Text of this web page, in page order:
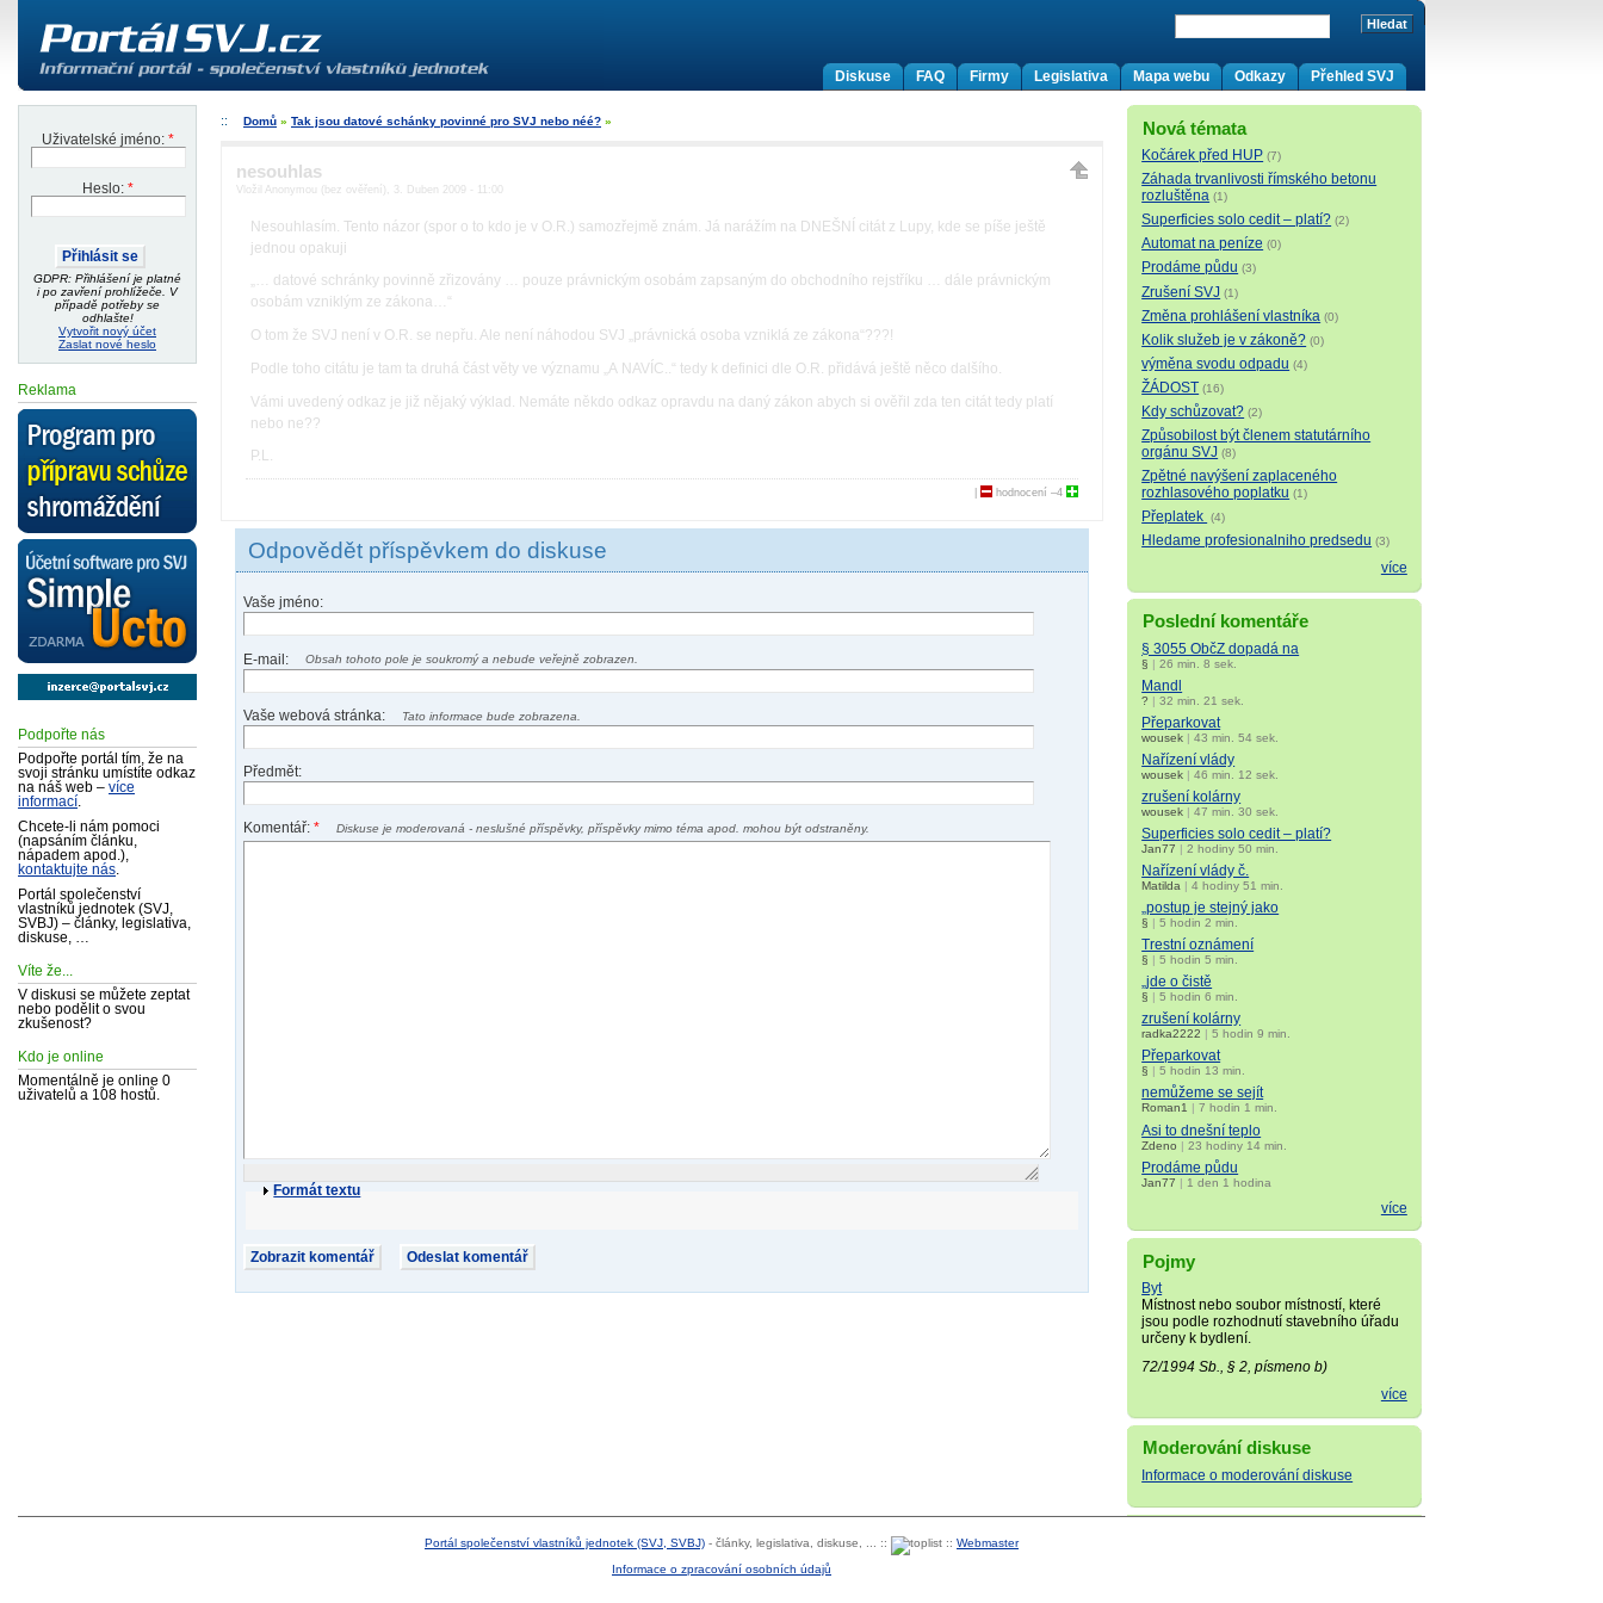
Přehled SVJ
Odkazy
Mapa webu
Legislativa
Firmy
FAQ
Diskuse
Uživatelské jméno: *
Heslo: *
GDPR: Přihlášení je platné
i po zavření prohlížeče. V
případě potřeby se
odhlašte!
Vytvořit nový účet
Zaslat nové heslo
Reklama
Podpořte nás
Podpořte portál tím, že na
svoji stránku umístíte odkaz
na náš web – více
informací
Chcete-li nám pomoci
(napsáním článku,
nápadem apod.),
kontaktujte nás
Portál společenství
vlastníků jednotek (SVJ,
SVBJ) – články, legislativa,
diskuse, …
Víte že...
V diskusi se můžete zeptat
nebo podělit o svou
zkušenost?
Kdo je online
Momentálně je online 0
uživatelů a 108 hostů.
Nová témata
Kočárek před HUP (7)
Záhada trvanlivosti římského betonu
rozluštěna (1)
Superficies solo cedit – platí? (2)
Automat na peníze (0)
Prodáme půdu (3)
Zrušení SVJ (1)
Změna prohlášení vlastníka (0)
Kolik služeb je v zákoně? (0)
výměna svodu odpadu (4)
ŽÁDOST (16)
Kdy schůzovat? (2)
Způsobilost být členem statutárního
orgánu SVJ (8)
Zpětné navýšení zaplaceného
rozhlasového poplatku (1)
Přeplatek (4)
Hledame profesionalniho predsedu (3)
více
Poslední komentáře
§ 3055 ObčZ dopadá na
§ |26 min. 8 sek.
Mandl
? |32 min. 21 sek.
Přeparkovat
wousek |43 min. 54 sek.
Nařízení vlády
wousek |46 min. 12 sek.
zrušení kolárny
wousek |47 min. 30 sek.
Superficies solo cedit – platí?
Jan77 |2 hodiny 50 min.
Nařízení vlády č.
Matilda |4 hodiny 51 min.
„postup je stejný jako
§ |5 hodin 2 min.
Trestní oznámení
§ |5 hodin 5 min.
„jde o čistě
§ |5 hodin 6 min.
zrušení kolárny
radka2222 |5 hodin 9 min.
Přeparkovat
§ |5 hodin 13 min.
nemůžeme se sejít
Roman1 |7 hodin 1 min.
Asi to dnešní teplo
Zdeno |23 hodiny 14 min.
Prodáme půdu
Jan77 | 1 den 1 hodina
více
Pojmy
Byt
Místnost nebo soubor místností, které
jsou podle rozhodnutí stavebního úřadu
určeny k bydlení.
72/1994 Sb., § 2, písmeno b)
více
Moderování diskuse
Informace o moderování diskuse
Domů » Tak jsou datové schánky povinné pro SVJ nebo néé? »
nesouhlas
Vložil Anonymou (bez ověření), 3. Duben 2009 - 11:00
Nesouhlasím. Tento názor (spor o to kdo je v O.R.) samozřejmě znám. Já narážím na DNEŠNÍ citát z Lupy, kde se píše ještě
jednou opakuji
„… datové schránky povinně zřizovány … pouze právnickým osobám zapsaným do obchodního rejstříku … dále právnickým
osobám vzniklým ze zákona…“
O tom že SVJ není v O.R. se nepřu. Ale není náhodou SVJ „právnická osoba vzniklá ze zákona“???!
Podle toho citátu je tam ta druhá část věty ve významu „A NAVÍC..“ tedy k definici dle O.R. přidává ještě něco dalšího.
Vámi uvedený odkaz je již nějaký výklad. Nemáte někdo odkaz opravdu na daný zákon abych si ověřil zda ten citát tedy platí
nebo ne??
P.L.
hodnocení –4
Odpovědět příspěvkem do diskuse
Vaše jméno:
E-mail: Obsah tohoto pole je soukromý a nebude veřejně zobrazen.
Vaše webová stránka: Tato informace bude zobrazena.
Předmět:
Komentář:* Diskuse je moderovaná - neslušné příspěvky, příspěvky mimo téma apod. mohou být odstraněny.
Formát textu
Portál společenství vlastníků jednotek (SVJ, SVBJ) - články, legislativa, diskuse, ... :: :: Webmaster
Informace o zpracování osobních údajů